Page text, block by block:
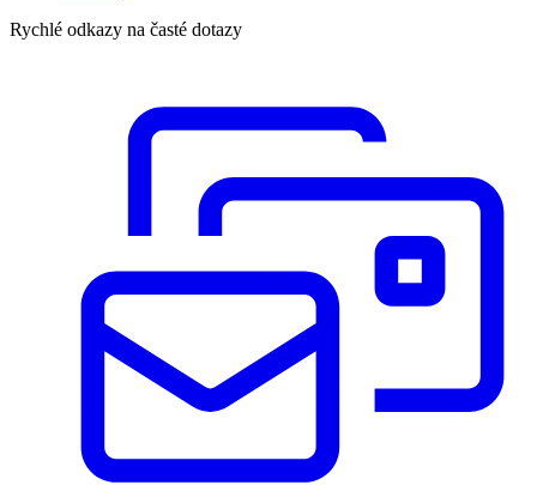
Rychlé odkazy na časté dotazy